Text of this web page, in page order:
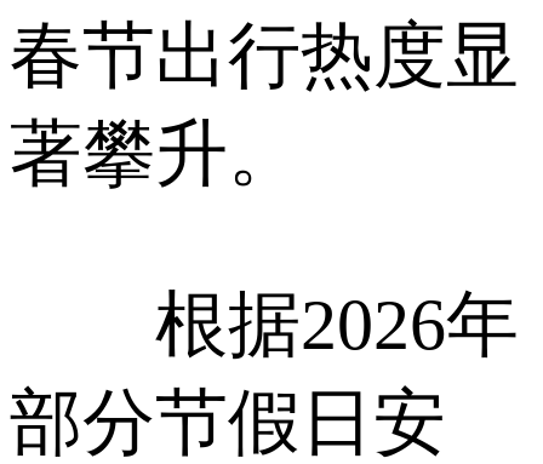
春节出行热度显
著攀升。
根据2026年
部分节假日安